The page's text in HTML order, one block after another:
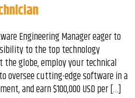
Engineering Manager eager to
to the top technology
globe, employ your technical
oversee cutting-edge software in a
and earn $100,000 USD per […]